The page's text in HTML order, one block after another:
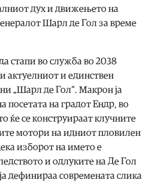
дух и движењето на
Шарл де Гол за време
стапи во служба во 2038
актуелниот и единствен
„Шарл де Гол“. Макрон ја
посетата на градот Ендр, во
ќе се конструираат клучните
мотори на идниот пловилен
изборот на името е
и одлуките на Де Гол
дефинираа современата слика